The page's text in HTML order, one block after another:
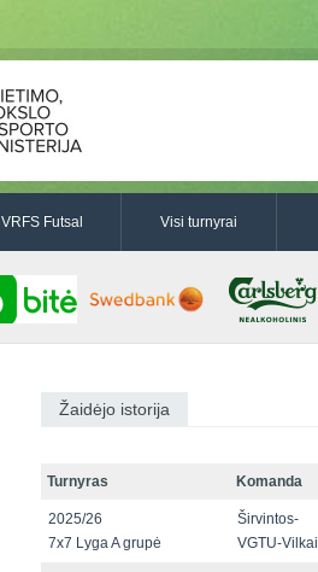
VRFS Futsal Visi turnyrai
Žaidėjo istorija
Turnyras Komanda
2025/26
7x7 Lyga A grupė
Širvintos-
VGTU-Vilkai